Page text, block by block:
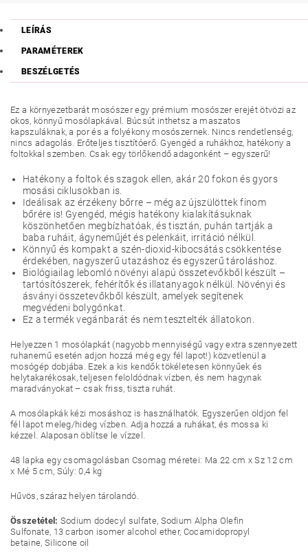
LEÍRÁS
PARAMÉTEREK
BESZÉLGETÉS
Ez a környezetbarát mosószer egy prémium mosószer erejét ötvözi az
okos, könnyű mosólapkával. Búcsút inthetsz a maszatos
kapszuláknak, a por és a folyékony mosószernek. Nincs rendetlenség,
nincs adagolás. Erőteljes tisztítóerő. Gyengéd a ruhákhoz, hatékony a
foltokkal szemben. Csak egy törlőkendő adagonként – egyszerű!
Hatékony a foltok és szagok ellen, akár 20 fokon és gyors
mosási ciklusokban is.
Ideálisak az érzékeny bőrre – még az újszülöttek finom
bőrére is! Gyengéd, mégis hatékony kialakításuknak
köszönhetően megbízhatóak, és tisztán, puhán tartják a
baba ruháit, ágyneműjét és pelenkáit, irritáció nélkül.
Könnyű és kompakt a szén-dioxid-kibocsátás csökkentése
érdekében, nagyszerű utazáshoz és egyszerű tároláshoz.
Biológiailag lebomló növényi alapú összetevőkből készült –
tartósítószerek, fehérítők és illatanyagok nélkül. Növényi és
ásványi összetevőkből készült, amelyek segítenek
megvédeni bolygónkat.
Ez a termék vegánbarát és nem tesztelték állatokon.
Helyezzen 1 mosólapkát (nagyobb mennyiségű vagy extra szennyezett
ruhanemű esetén adjon hozzá még egy fél lapot!) közvetlenül a
mosógép dobjába. Ezek a kis kendők tökéletesen könnyűek és
helytakarékosak, teljesen feloldódnak vízben, és nem hagynak
maradványokat – csak friss, tiszta ruhát.
A mosólapkák kézi mosáshoz is használhatók. Egyszerűen oldjon fel
fél lapot meleg/hideg vízben. Adja hozzá a ruhákat, és mossa ki
kézzel. Alaposan öblítse le vízzel.
48 lapka egy csomagolásban Csomag méretei: Ma 22 cm x Sz 12 cm
x Mé 5 cm, Súly: 0,4 kg
Hűvös, száraz helyen tárolandó.
Összetétel: Sodium dodecyl sulfate, Sodium Alpha Olefin
Sulfonate, 13 carbon isomer alcohol ether, Cocamidopropyl
betaine, Silicone oil